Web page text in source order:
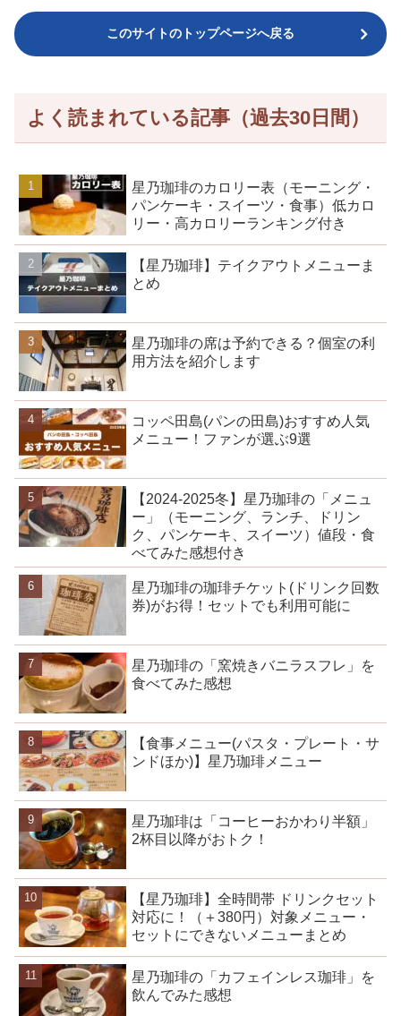
このサイトのトップページへ戻る
よく読まれている記事（過去30日間）
星乃珈琲のカロリー表（モーニング・
パンケーキ・スイーツ・食事）低カロ
リー・高カロリーランキング付き
【星乃珈琲】テイクアウトメニューま
とめ
星乃珈琲の席は予約できる？個室の利
用方法を紹介します
コッペ田島(パンの田島)おすすめ人気
メニュー！ファンが選ぶ9選
【2024-2025冬】星乃珈琲の「メニュ
ー」（モーニング、ランチ、ドリン
ク、パンケーキ、スイーツ）値段・食
べてみた感想付き
星乃珈琲の珈琲チケット(ドリンク回数
券)がお得！セットでも利用可能に
星乃珈琲の「窯焼きバニラスフレ」を
食べてみた感想
【食事メニュー(パスタ・プレート・サ
ンドほか)】星乃珈琲メニュー
星乃珈琲は「コーヒーおかわり半額」
2杯目以降がおトク！
【星乃珈琲】全時間帯 ドリンクセット
対応に！（＋380円）対象メニュー・
セットにできないメニューまとめ
星乃珈琲の「カフェインレス珈琲」を
飲んでみた感想